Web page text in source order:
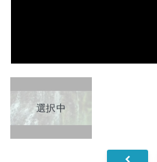
選択中